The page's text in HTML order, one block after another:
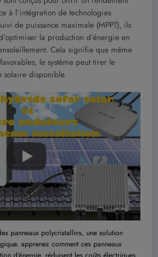
à l’intégration de technologies
de puissance maximale (MPPT), ils
la production d’énergie en
Cela signifie que même
le système peut tirer le
solaire disponible.